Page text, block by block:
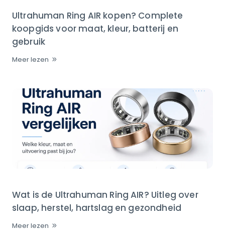
Ultrahuman Ring AIR kopen? Complete
koopgids voor maat, kleur, batterij en
gebruik
Meer lezen
Wat is de Ultrahuman Ring AIR? Uitleg over
slaap, herstel, hartslag en gezondheid
Meer lezen